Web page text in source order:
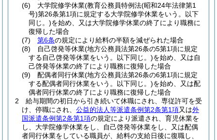
(6)
大学院修学休業(教育公務員特例法(昭和24年法律第1
号)第26条第1項に規定する大学院修学休業をいう。以下
同じ。)を始め、又は大学院修学休業の終了により職務に
復帰した場合
(7)
第6条の規定により給料の半額を減ぜられた場合
(8)
自己啓発等休業(地方公務員法第26条の5第1項に規定
する自己啓発等休業をいう。以下同じ。)を始め、又は自
己啓発等休業の終了により職務に復帰した場合
(9)
配偶者同行休業(地方公務員法第26条の6第1項に規定
する配偶者同行休業をいう。以下同じ。)を始め、又は配
偶者同行休業の終了により職務に復帰した場合
2
給与期間の初日から引き続いて休職にされ、専従許可を受
け、停職にされ、 公益的法人等派遣条例第2条第1項又は外
国派遣条例第2条第1項の規定により派遣され、育児休業を
し、大学院修学休業をし、自己啓発等休業をし、又は配偶
者同行休業をしている職員が、給料の支給日後に復職し、